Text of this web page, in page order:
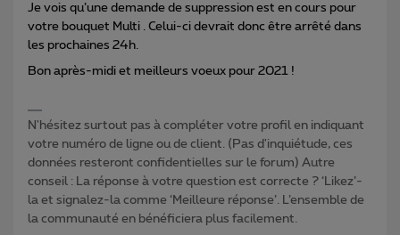
Je vois qu’une demande de suppression est en cours pour
votre bouquet Multi . Celui-ci devrait donc être arrêté dans
les prochaines 24h.
Bon après-midi et meilleurs voeux pour 2021 !
N'hésitez surtout pas à compléter votre profil en indiquant
votre numéro de ligne ou de client. (Pas d'inquiétude, ces
données resteront confidentielles sur le forum) Autre
conseil : La réponse à votre question est correcte ? ‘Likez’-
la et signalez-la comme ‘Meilleure réponse’. L’ensemble de
la communauté en bénéficiera plus facilement.